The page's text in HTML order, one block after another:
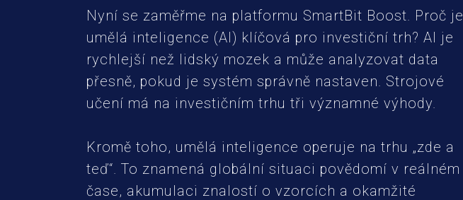
Nyní se zaměřme na platformu SmartBit Boost. Proč je
umělá inteligence (AI) klíčová pro investiční trh? AI je
rychlejší než lidský mozek a může analyzovat data
přesně, pokud je systém správně nastaven. Strojové
učení má na investičním trhu tři významné výhody.
Kromě toho, umělá inteligence operuje na trhu „zde a
teď“. To znamená globální situaci povědomí v reálném
čase, akumulaci znalostí o vzorcích a okamžité